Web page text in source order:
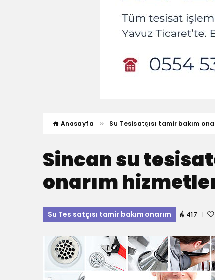
Anasayfa Su Tesisatçısı tamir bakım
Sincan su
onarım
Su Tesisatçısı tamir bakım onarım 417